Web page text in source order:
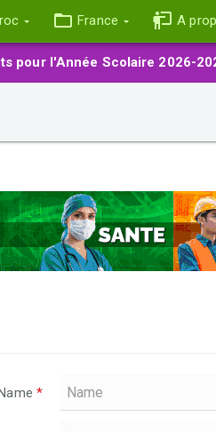
France A
pour l'Année Scolaire 2026-
*